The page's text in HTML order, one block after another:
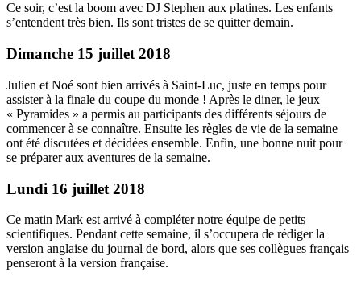
Ce soir, c’est la boom avec DJ Stephen aux platines. Les enfants
s’entendent très bien. Ils sont tristes de se quitter demain.
Dimanche 15 juillet 2018
Julien et Noé sont bien arrivés à Saint-Luc, juste en temps pour
assister à la finale du coupe du monde ! Après le diner, le jeux
« Pyramides » a permis au participants des différents séjours de
commencer à se connaître. Ensuite les règles de vie de la semaine
ont été discutées et décidées ensemble. Enfin, une bonne nuit pour
se préparer aux aventures de la semaine.
Lundi 16 juillet 2018
Ce matin Mark est arrivé à compléter notre équipe de petits
scientifiques. Pendant cette semaine, il s’occupera de rédiger la
version anglaise du journal de bord, alors que ses collègues français
penseront à la version française.